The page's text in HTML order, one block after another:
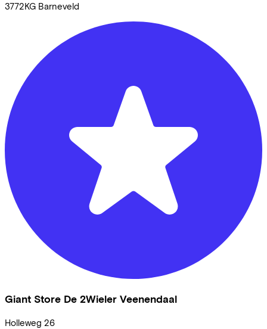
3772KG Barneveld
Giant Store De 2Wieler Veenendaal
Holleweg 26